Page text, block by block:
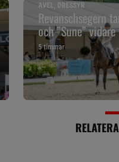
AVEL, DRESSYR
Revanschsegern
och ”Sune”
5 timmar